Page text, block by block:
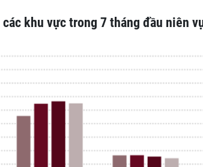
các khu vực trong 7 tháng đầu niên